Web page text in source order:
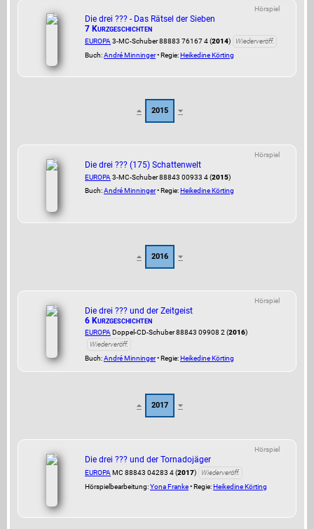
Hörspiel
Die drei ??? - Das Rätsel der Sieben
7 Kurzgeschichten
EUROPA 3-MC-Schuber 88883 76167 4 (2014)
Wiederveröff.
Buch:André Minninger• Regie:Heikedine Körting
2015
Hörspiel
Die drei ??? (175) Schattenwelt
EUROPA 3-MC-Schuber 88843 00933 4 (2015)
Buch:André Minninger• Regie:Heikedine Körting
2016
Hörspiel
Die drei ??? und der Zeitgeist
6 Kurzgeschichten
EUROPA Doppel-CD-Schuber 88843 09908 2 (2016)
Wiederveröff.
Buch:André Minninger• Regie:Heikedine Körting
2017
Hörspiel
Die drei ??? und der Tornadojäger
EUROPA MC 88843 04283 4 (2017)
Wiederveröff.
Hörspielbearbeitung:Yona Franke• Regie:Heikedine Körting